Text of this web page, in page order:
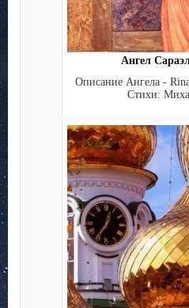
Ангел
Описание Ангела -
Стихи: